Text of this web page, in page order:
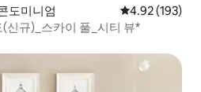
도미니엄 평점 4.92점(5
4.92 (193)
신규)_스카이 풀_시티 뷰*